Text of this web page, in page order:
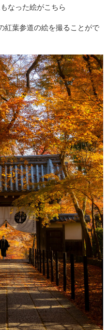
なった絵がこちら
紅葉参道の絵を撮ることがで